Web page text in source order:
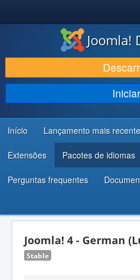
DESCARREGAR E EVOLUIR
DESCOBRIR E APRENDER
COMUNIDADE E SUPORTE
RECURSOS PARA PROGRAMADORES
Joomla!
Iniciar
Início Lançamento mais recente
Extensões Pacotes de idiomas
Perguntas frequentes
Joomla! 4 - German
Stable